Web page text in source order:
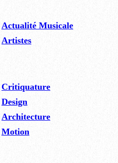
Actualité Musicale
Artistes
Critiquature
Design
Architecture
Motion